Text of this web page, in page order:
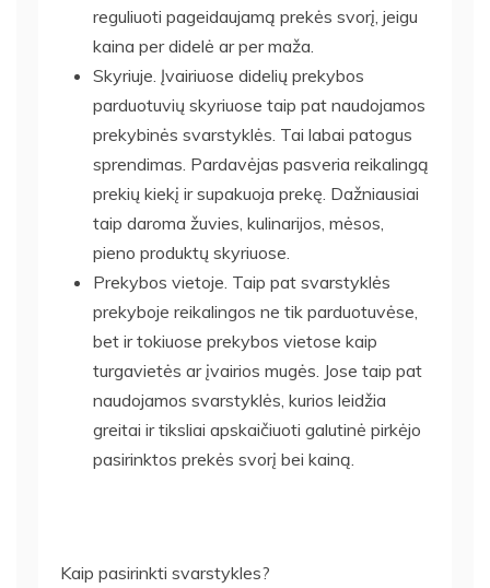
reguliuoti pageidaujamą prekės svorį, jeigu
kaina per didelė ar per maža.
Skyriuje. Įvairiuose didelių prekybos
parduotuvių skyriuose taip pat naudojamos
prekybinės svarstyklės. Tai labai patogus
sprendimas. Pardavėjas pasveria reikalingą
prekių kiekį ir supakuoja prekę. Dažniausiai
taip daroma žuvies, kulinarijos, mėsos,
pieno produktų skyriuose.
Prekybos vietoje. Taip pat svarstyklės
prekyboje reikalingos ne tik parduotuvėse,
bet ir tokiuose prekybos vietose kaip
turgavietės ar įvairios mugės. Jose taip pat
naudojamos svarstyklės, kurios leidžia
greitai ir tiksliai apskaičiuoti galutinė pirkėjo
pasirinktos prekės svorį bei kainą.
Kaip pasirinkti svarstykles?